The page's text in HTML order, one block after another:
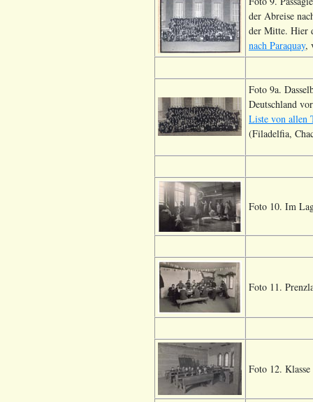
der Abreise
der Mitte. Hier
nach Paraquay,
Foto 9a.
Deutschland
Liste von allen
(Filadelfia,
Foto 10. Im
Foto 11.
Foto 12.